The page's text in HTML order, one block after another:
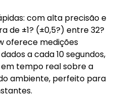
com alta precisão e
de ±1? (±0,5?) entre 32?
oferece medições
a cada 10 segundos,
tempo real sobre a
ambiente, perfeito para